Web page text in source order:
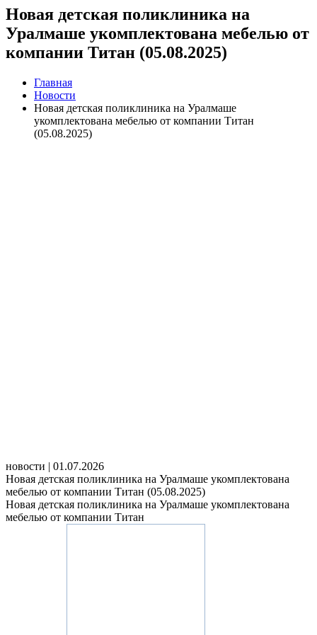
Новая детская поликлиника на
Уралмаше укомплектована мебелью от
компании Титан (05.08.2025)
Главная
Новости
Новая детская поликлиника на Уралмаше
укомплектована мебелью от компании Титан
(05.08.2025)
новости | 01.07.2026
Новая детская поликлиника на Уралмаше укомплектована
мебелью от компании Титан (05.08.2025)
Новая детская поликлиника на Уралмаше укомплектована
мебелью от компании Титан